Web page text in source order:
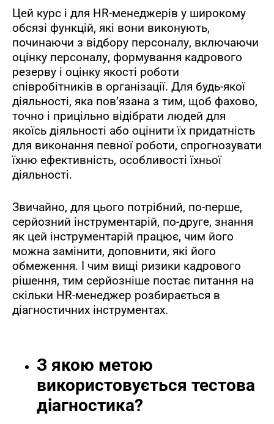
Цей курс і для HR-менеджерів у широкому
обсязі функцій, які вони виконують,
починаючи з відбору персоналу, включаючи
оцінку персоналу, формування кадрового
резерву і оцінку якості роботи
співробітників в організації. Для будь-якої
діяльності, яка пов’язана з тим, щоб фахово,
точно і прицільно відібрати людей для
якоїсь діяльності або оцінити їх придатність
для виконання певної роботи, спрогнозувати
їхню ефективність, особливості їхньої
діяльності.
Звичайно, для цього потрібний, по-перше,
серйозний інструментарій, по-друге, знання
як цей інструментарій працює, чим його
можна замінити, доповнити, які його
обмеження. І чим вищі ризики кадрового
рішення, тим серйозніше постає питання на
скільки HR-менеджер розбирається в
діагностичних інструментах.
З якою метою
використовується тестова
діагностика?